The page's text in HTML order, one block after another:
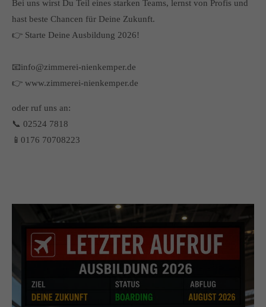
info@yourdomain.com
About us
Aenean commodo ligula eget dolor. Aenean massa. Cum
nascetur ridiculus mus. Donec quam felis, ultricies nec.
Bei uns wirst Du Teil eines starken Teams, lernst von Profis und
hast beste Chancen für Deine Zukunft.
👉 Starte Deine Ausbildung 2026!
📧info@zimmerei-nienkemper.de
👉 www.zimmerei-nienkemper.de
oder ruf uns an:
📞 02524 7818
📱0176 70708223